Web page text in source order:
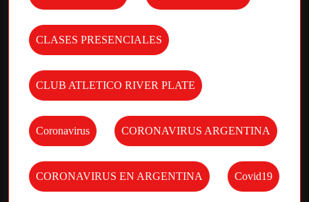
CLASES PRESENCIALES
CLUB ATLETICO RIVER PLATE
Coronavirus CORONAVIRUS ARGENTINA
CORONAVIRUS EN ARGENTINA Covid19